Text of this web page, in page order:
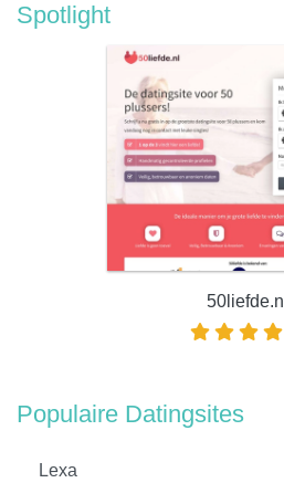
Spotlight
50liefde.nl
Populaire Datingsites
Lexa